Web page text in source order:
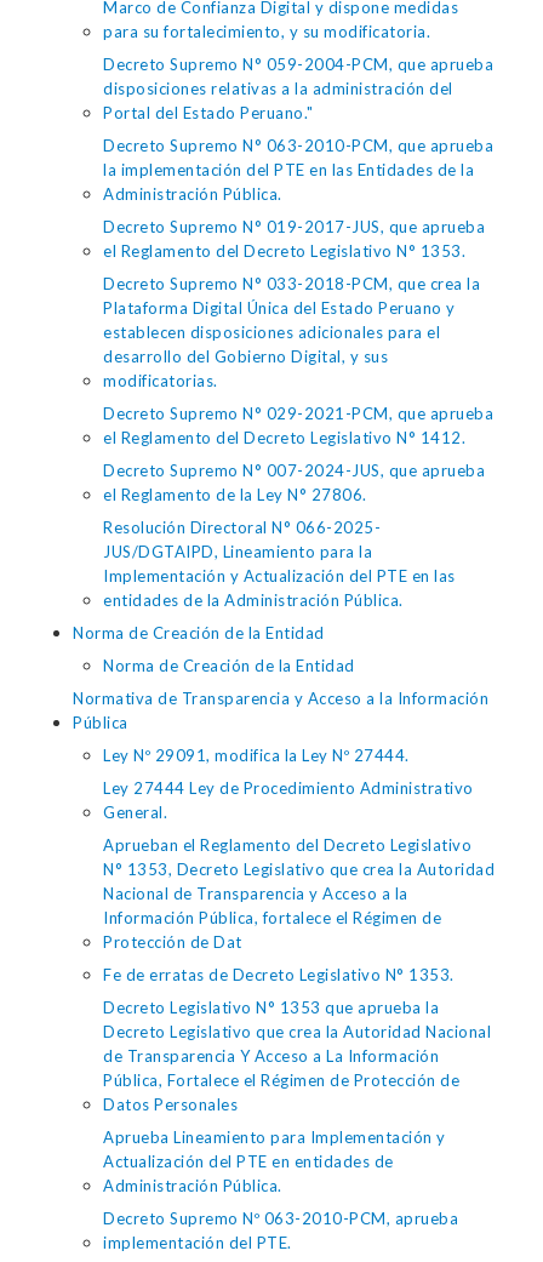
Marco de Confianza Digital y dispone medidas
para su fortalecimiento, y su modificatoria.
Decreto Supremo N° 059-2004-PCM, que aprueba
disposiciones relativas a la administración del
Portal del Estado Peruano."
Decreto Supremo N° 063-2010-PCM, que aprueba
la implementación del PTE en las Entidades de la
Administración Pública.
Decreto Supremo N° 019-2017-JUS, que aprueba
el Reglamento del Decreto Legislativo N° 1353.
Decreto Supremo N° 033-2018-PCM, que crea la
Plataforma Digital Única del Estado Peruano y
establecen disposiciones adicionales para el
desarrollo del Gobierno Digital, y sus
modificatorias.
Decreto Supremo N° 029-2021-PCM, que aprueba
el Reglamento del Decreto Legislativo N° 1412.
Decreto Supremo N° 007-2024-JUS, que aprueba
el Reglamento de la Ley N° 27806.
Resolución Directoral N° 066-2025-
JUS/DGTAIPD, Lineamiento para la
Implementación y Actualización del PTE en las
entidades de la Administración Pública.
Norma de Creación de la Entidad
Norma de Creación de la Entidad
Normativa de Transparencia y Acceso a la Información
Pública
Ley Nº 29091, modifica la Ley Nº 27444.
Ley 27444 Ley de Procedimiento Administrativo
General.
Aprueban el Reglamento del Decreto Legislativo
N° 1353, Decreto Legislativo que crea la Autoridad
Nacional de Transparencia y Acceso a la
Información Pública, fortalece el Régimen de
Protección de Dat
Fe de erratas de Decreto Legislativo N° 1353.
Decreto Legislativo N° 1353 que aprueba la
Decreto Legislativo que crea la Autoridad Nacional
de Transparencia Y Acceso a La Información
Pública, Fortalece el Régimen de Protección de
Datos Personales
Aprueba Lineamiento para Implementación y
Actualización del PTE en entidades de
Administración Pública.
Decreto Supremo Nº 063-2010-PCM, aprueba
implementación del PTE.